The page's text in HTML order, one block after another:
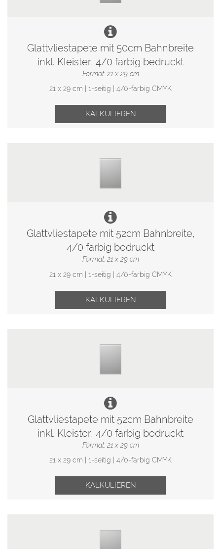
Glattvliestapete mit 50cm Bahnbreite
inkl. Kleister, 4/0 farbig bedruckt
Format: 21 x 29 cm
21 x 29 cm | 1-seitig | 4/0-farbig CMYK
KALKULIEREN
Glattvliestapete mit 52cm Bahnbreite,
4/0 farbig bedruckt
Format: 21 x 29 cm
21 x 29 cm | 1-seitig | 4/0-farbig CMYK
KALKULIEREN
Glattvliestapete mit 52cm Bahnbreite
inkl. Kleister, 4/0 farbig bedruckt
Format: 21 x 29 cm
21 x 29 cm | 1-seitig | 4/0-farbig CMYK
KALKULIEREN